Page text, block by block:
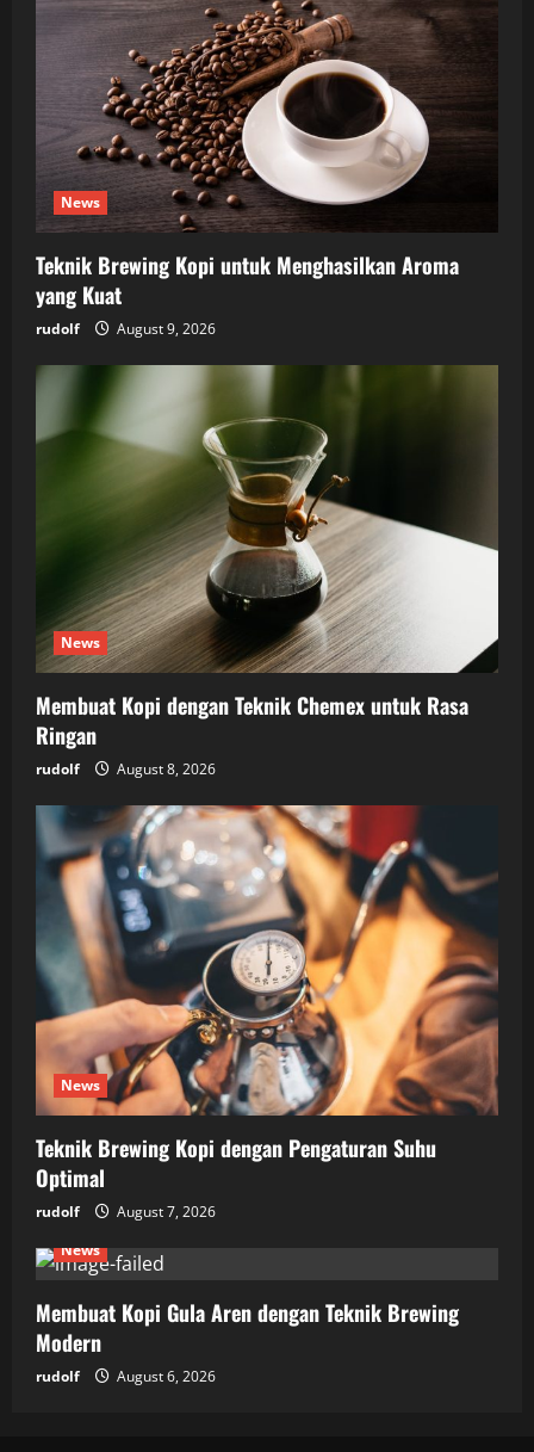
News
Teknik Brewing Kopi untuk Menghasilkan Aroma
yang Kuat
rudolf August 9, 2026
News
Membuat Kopi dengan Teknik Chemex untuk Rasa
Ringan
rudolf August 8, 2026
News
Teknik Brewing Kopi dengan Pengaturan Suhu
Optimal
rudolf
August 7, 2026
News
Membuat Kopi Gula Aren dengan Teknik Brewing
Modern
rudolf August 6, 2026